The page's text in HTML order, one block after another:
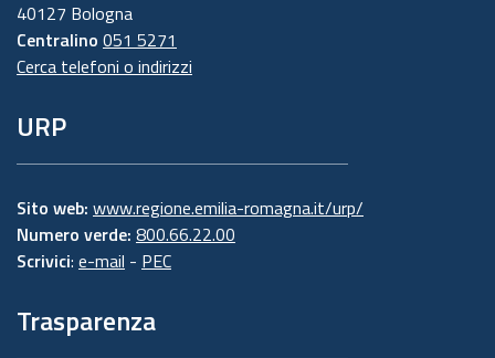
40127 Bologna
Centralino 051 5271
Cerca telefoni o indirizzi
URP
Sito web: www.regione.emilia-romagna.it/urp/
Numero verde: 800.66.22.00
Scrivici: e-mail - PEC
Trasparenza